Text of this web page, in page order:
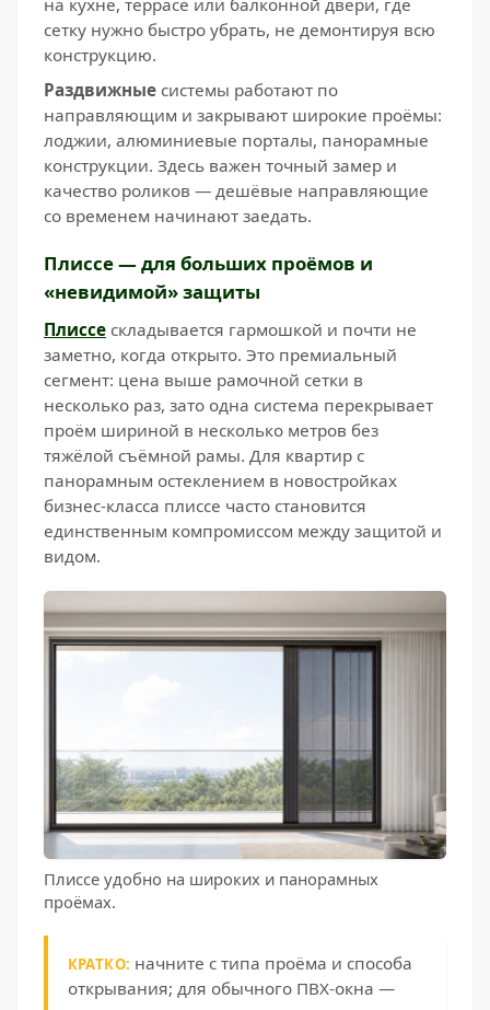
сетку нужно быстро убрать, не демонтируя всю
конструкцию.
Раздвижные системы работают по
направляющим и закрывают широкие проёмы:
лоджии, алюминиевые порталы, панорамные
конструкции. Здесь важен точный замер и
качество роликов — дешёвые направляющие
со временем начинают заедать.
Плиссе — для больших проёмов и
«невидимой» защиты
Плиссе складывается гармошкой и почти не
заметно, когда открыто. Это премиальный
сегмент: цена выше рамочной сетки в
несколько раз, зато одна система перекрывает
проём шириной в несколько метров без
тяжёлой съёмной рамы. Для квартир с
панорамным остеклением в новостройках
бизнес-класса плиссе часто становится
единственным компромиссом между защитой и
видом.
Плиссе удобно на широких и панорамных
проёмах.
КРАТКО: начните с типа проёма и способа
открывания; для обычного ПВХ-окна —